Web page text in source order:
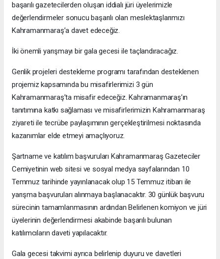
başarılı gazetecilerden oluşan iddialı jüri üyelerimizle
değerlendirmeler sonucu başarılı olan meslektaşlarımızı
Kahramanmaraş’a davet edeceğiz.
İki önemli yarışmayı bir gala gecesi ile taçlandıracağız.
Genlik projeleri destekleme programı tarafından desteklenen
projemiz kapsamında bu misafirlerimizi 3 gün
Kahramanmaraş’ta misafir edeceğiz. Kahramanmaraş’ın
tanıtımına katkı sağlaması ve misafirlerimizin Kahramanmaraş
ziyareti ile tecrübe paylaşımının gerçekleştirilmesi noktasında
kazanımlar elde etmeyi amaçlıyoruz.
Şartname ve katılım başvuruları Kahramanmaraş Gazeteciler
Cemiyetinin web sitesi ve sosyal medya sayfalarından 10
Temmuz tarihinde yayınlanacak olup 15 Temmuz itibarı ile
yarışma başvuruları alınmaya başlanacaktır. 30 günlük başvuru
sürecinin tamamlanmasının ardından Belirlenen komiyon ve jüri
üyelerinin değerlendirmesi akabinde başarılı bulunan
katılımcıların daveti yapılacaktır.
Gala gecesi takvimi ayrıca belirlenip duyuru ve davetleri